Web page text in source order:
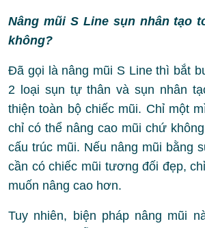
Nâng mũi S Line sụn nhân tạo
không?
Đã gọi là nâng mũi S Line thì bắt
2 loại sụn tự thân và sụn nhân
thiện toàn bộ chiếc mũi. Chỉ một
chỉ có thể nâng cao mũi chứ
cấu trúc mũi. Nếu nâng mũi bằng
cần có chiếc mũi tương đối đẹp,
muốn nâng cao hơn.
Tuy nhiên, biện pháp nâng mũi